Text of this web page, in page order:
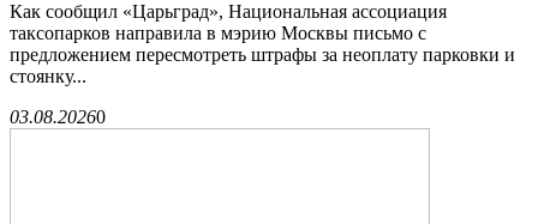
Как сообщил «Царьград», Национальная ассоциация
таксопарков направила в мэрию Москвы письмо с
предложением пересмотреть штрафы за неоплату парковки и
стоянку...
03.08.20260